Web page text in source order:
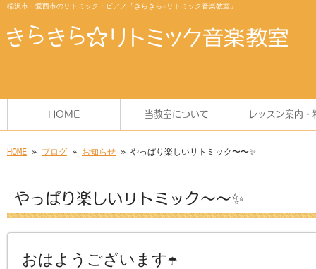
稲沢市・愛西市のリトミック・ピアノ「きらきら☆リトミック音楽教室」
HOME 当教室について レッスン案内・
HOME » ブログ » お知らせ » やっぱり楽しいリトミック〜〜✨
やっぱり楽しいリトミック〜〜✨
おはようございます☂